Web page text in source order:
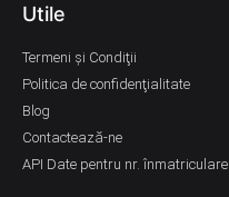
Utile
Termeni şi Condiţii
Politica de confidenţialitate
Blog
Contactează-ne
API Date pentru nr. înmatriculare